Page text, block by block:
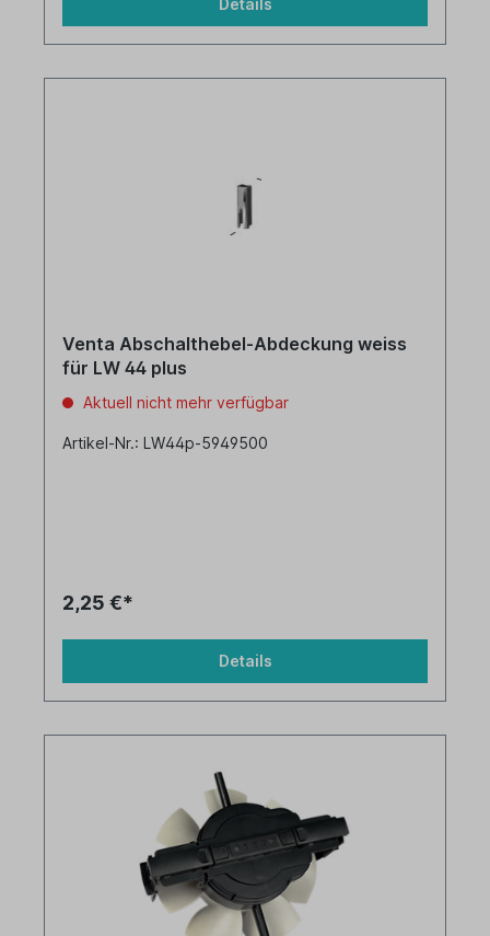
Details
Venta Abschalthebel-Abdeckung weiss
für LW 44 plus
Aktuell nicht mehr verfügbar
Artikel-Nr.: LW44p-5949500
2,25 €*
Details